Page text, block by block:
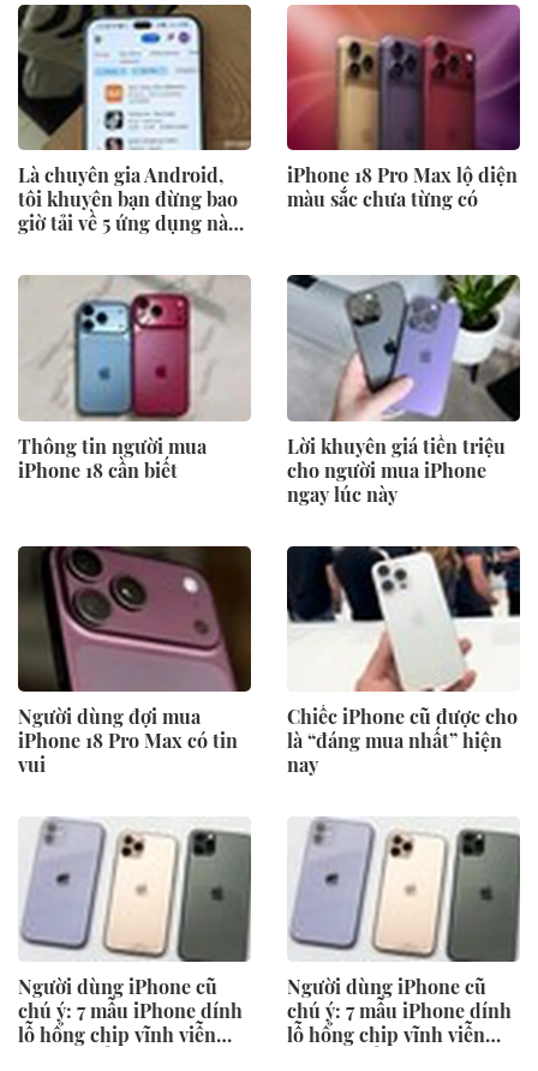
Là chuyên gia Android,
tôi khuyên bạn đừng bao
giờ tải về 5 ứng dụng này,
BXH
iPhone 18 Pro Max lộ diện
màu sắc chưa từng có
Thông tin người mua
iPhone 18 cần biết
Lời khuyên giá tiền triệu
cho người mua iPhone
ngay lúc này
Người dùng đợi mua
iPhone 18 Pro Max có tin
vui
Chiếc iPhone cũ được cho
là “đáng mua nhất” hiện
nay
Người dùng iPhone cũ
chú ý: 7 mẫu iPhone dính
lỗ hổng chip vĩnh viễn
Người dùng iPhone cũ
chú ý: 7 mẫu iPhone dính
lỗ hổng chip vĩnh viễn